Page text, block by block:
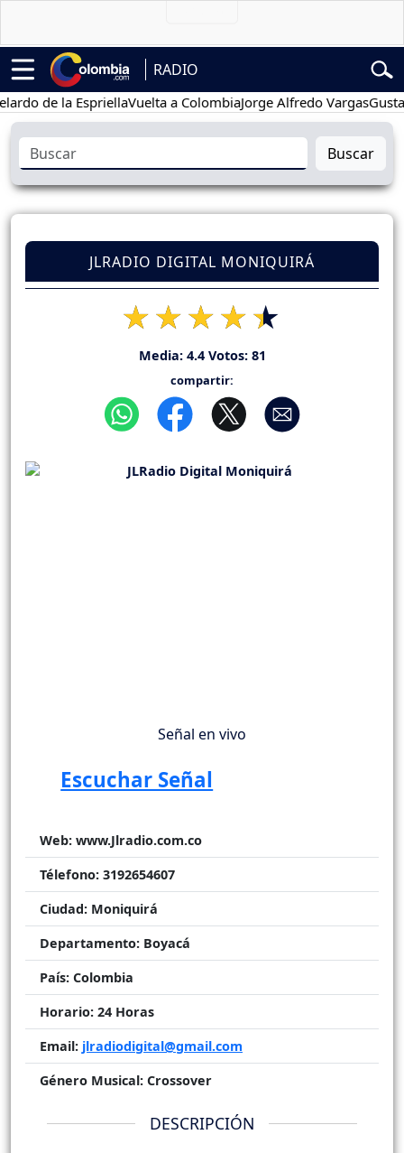
RADIO
la EspriellaVuelta a ColombiaJorge Alfredo VargasGustavo
Buscar
JLRADIO DIGITAL MONIQUIRÁ
Media: 4.4Votos: 81
compartir:
Señal en vivo
Escuchar Señal
Web: www.Jlradio.com.co
Télefono: 3192654607
Ciudad: Moniquirá
Departamento: Boyacá
País: Colombia
Horario: 24 Horas
Email: jlradiodigital@gmail.com
Género Musical: Crossover
DESCRIPCIÓN